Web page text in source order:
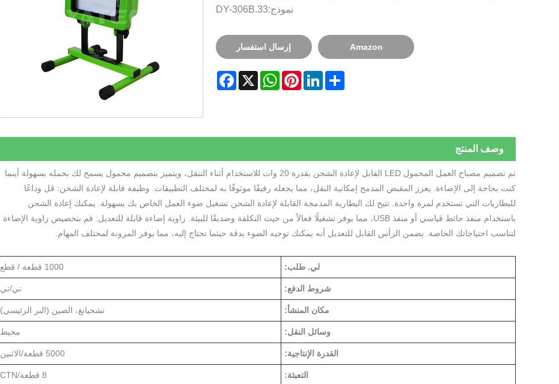
نموذج:33.DY-306B
إرسال استفسار Amazon
Facebook X
WhatsAppPinterestLinkedInShare
وصف المنتج
تم تصميم مصباح العمل المحمول LED القابل لإعادة الشحن بقدرة 20 وات للاستخدام أثناء التنقل، ويتميز بتصميم محمول يسمح لك بحمله بسهولة أينما
كنت بحاجة إلى الإضاءة. يعزز المقبض المدمج إمكانية النقل، مما يجعله رفيقًا موثوقًا به لمختلف التطبيقات. وظيفة قابلة لإعادة الشحن: قل وداعًا
للبطاريات التي تستخدم لمرة واحدة. تتيح لك البطارية المدمجة القابلة لإعادة الشحن تشغيل ضوء العمل الخاص بك بسهولة. يمكنك إعادة الشحن
باستخدام منفذ حائط قياسي أو منفذ USB، مما يوفر تشغيلًا فعالاً من حيث التكلفة وصديقًا للبيئة. زاوية إضاءة قابلة للتعديل: قم بتخصيص زاوية الإضاءة
لتناسب احتياجاتك الخاصة. يضمن الرأس القابل للتعديل أنه يمكنك توجيه الضوء بدقة حيثما تحتاج إليه، مما يوفر المرونة لمختلف المهام.
لي. طلب: 1000 قطعة / قطع
شروط الدفع: تي/تي
مكان المنشأ: تشجيانغ، الصين (البر الرئيسي)
وسائل النقل: محيط
القدرة الإنتاجية: 5000 قطعة/الاثنين
التعبئة: 8 قطعة/CTN